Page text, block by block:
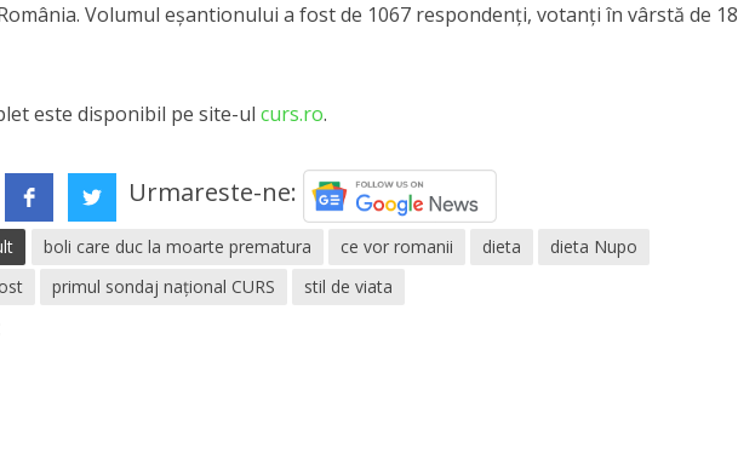
Volumul eşantionului a fost de 1067 respondenţi, votanţi în vârstă de 18
este disponibil pe site-ulcurs.ro.
Urmareste-ne:
boli care duc la moarte prematura ce vor romanii dieta
dieta Nupo
primul sondaj național CURS stil de viata